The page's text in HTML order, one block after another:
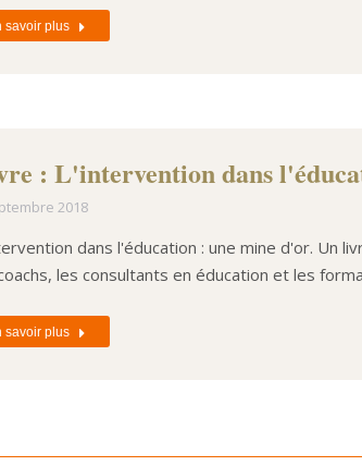
savoir plus
: L'intervention dans
2018
dans l'éducation : une mine d'or. Un
les consultants en éducation et les
savoir plus